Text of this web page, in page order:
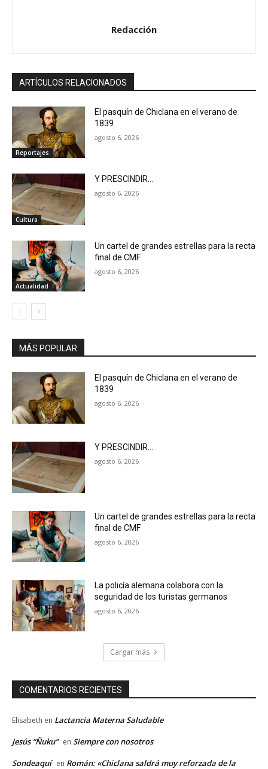
Redacción
ARTÍCULOS RELACIONADOS
Reportajes
El pasquín de Chiclana en el verano de
1839
agosto 6, 2026
Cultura
Y PRESCINDIR…
agosto 6, 2026
Actualidad
Un cartel de grandes estrellas para la recta
final de CMF
agosto 6, 2026
MÁS POPULAR
El pasquín de Chiclana en el verano de
1839
agosto 6, 2026
Y PRESCINDIR…
agosto 6, 2026
Un cartel de grandes estrellas para la recta
final de CMF
agosto 6, 2026
La policía alemana colabora con la
seguridad de los turistas germanos
agosto 6, 2026
Cargar más
COMENTARIOS RECIENTES
Elisabeth en Lactancia Materna Saludable
Jesús “Ñuku” en Siempre con nosotros
Sondeaquí en Román: «Chiclana saldrá muy reforzada de la